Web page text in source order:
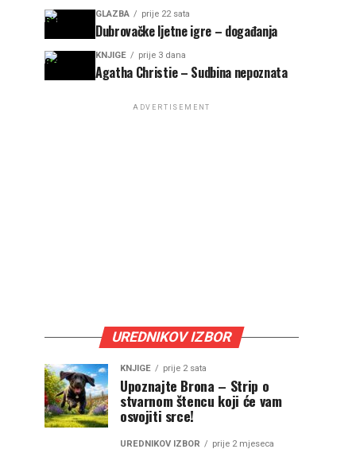
GLAZBA prije 22 sata
Dubrovačke ljetne igre – događanja
KNJIGE prije 3 dana
Agatha Christie – Sudbina nepoznata
ADVERTISEMENT
UREDNIKOV IZBOR
KNJIGE prije 2 sata
Upoznajte Brona – Strip o
stvarnom štencu koji će vam
osvojiti srce!
UREDNIKOV IZBOR prije 2 mjeseca